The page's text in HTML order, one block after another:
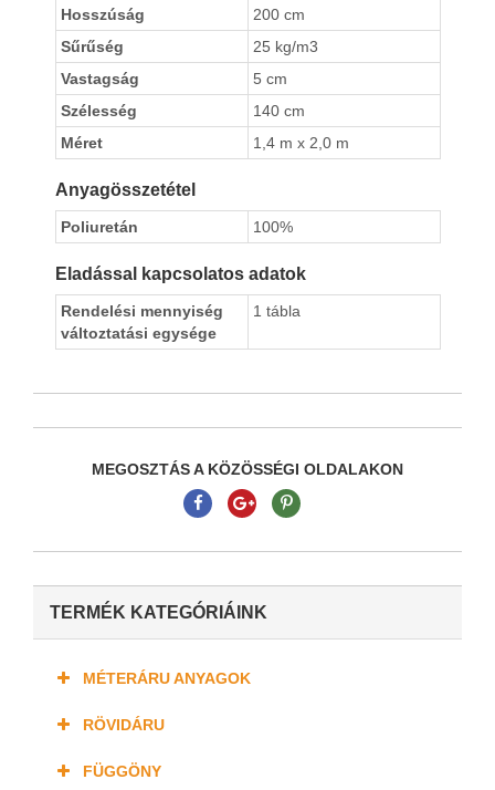
Hosszúság
200 cm
Sűrűség
25 kg/m3
Vastagság
5 cm
Szélesség
140 cm
Méret
1,4 m x 2,0 m
Anyagösszetétel
Poliuretán 100%
Eladással kapcsolatos adatok
Rendelési mennyiség
változtatási egysége
1 tábla
MEGOSZTÁS A KÖZÖSSÉGI OLDALAKON
TERMÉK KATEGÓRIÁINK
MÉTERÁRU ANYAGOK
RÖVIDÁRU
FÜGGÖNY